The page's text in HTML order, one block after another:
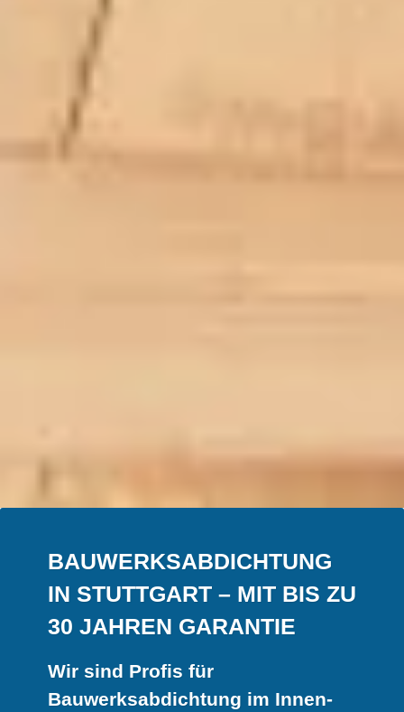
BAUWERKSABDICHTUNG
IN STUTTGART – MIT BIS ZU
30 JAHREN GARANTIE
Wir sind Profis für
Bauwerksabdichtung im Innen-